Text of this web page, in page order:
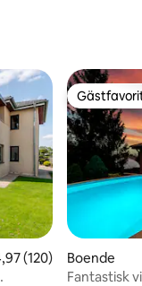
av 5 i genomsnittligt
(120)
Boende
Fantastisk villa pool bastu hot